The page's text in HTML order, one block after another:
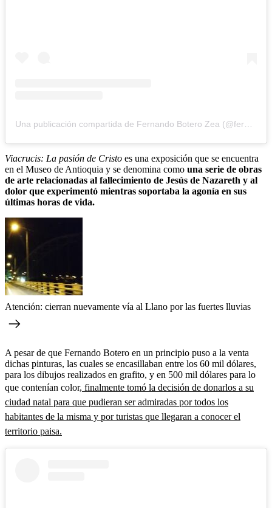
Viacrucis: La pasión de Cristo es una exposición que se encuentra
en el Museo de Antioquia y se denomina como una serie de obras
de arte relacionadas al fallecimiento de Jesús de Nazareth y al
dolor que experimentó mientras soportaba la agonía en sus
últimas horas de vida.
Atención: cierran nuevamente vía al Llano por las fuertes lluvias
A pesar de que Fernando Botero en un principio puso a la venta
dichas pinturas, las cuales se encasillaban entre los 60 mil dólares,
para los dibujos realizados en grafito, y en 500 mil dólares para lo
que contenían color, finalmente tomó la decisión de donarlos a su
ciudad natal para que pudieran ser admiradas por todos los
habitantes de la misma y por turistas que llegaran a conocer el
territorio paisa.